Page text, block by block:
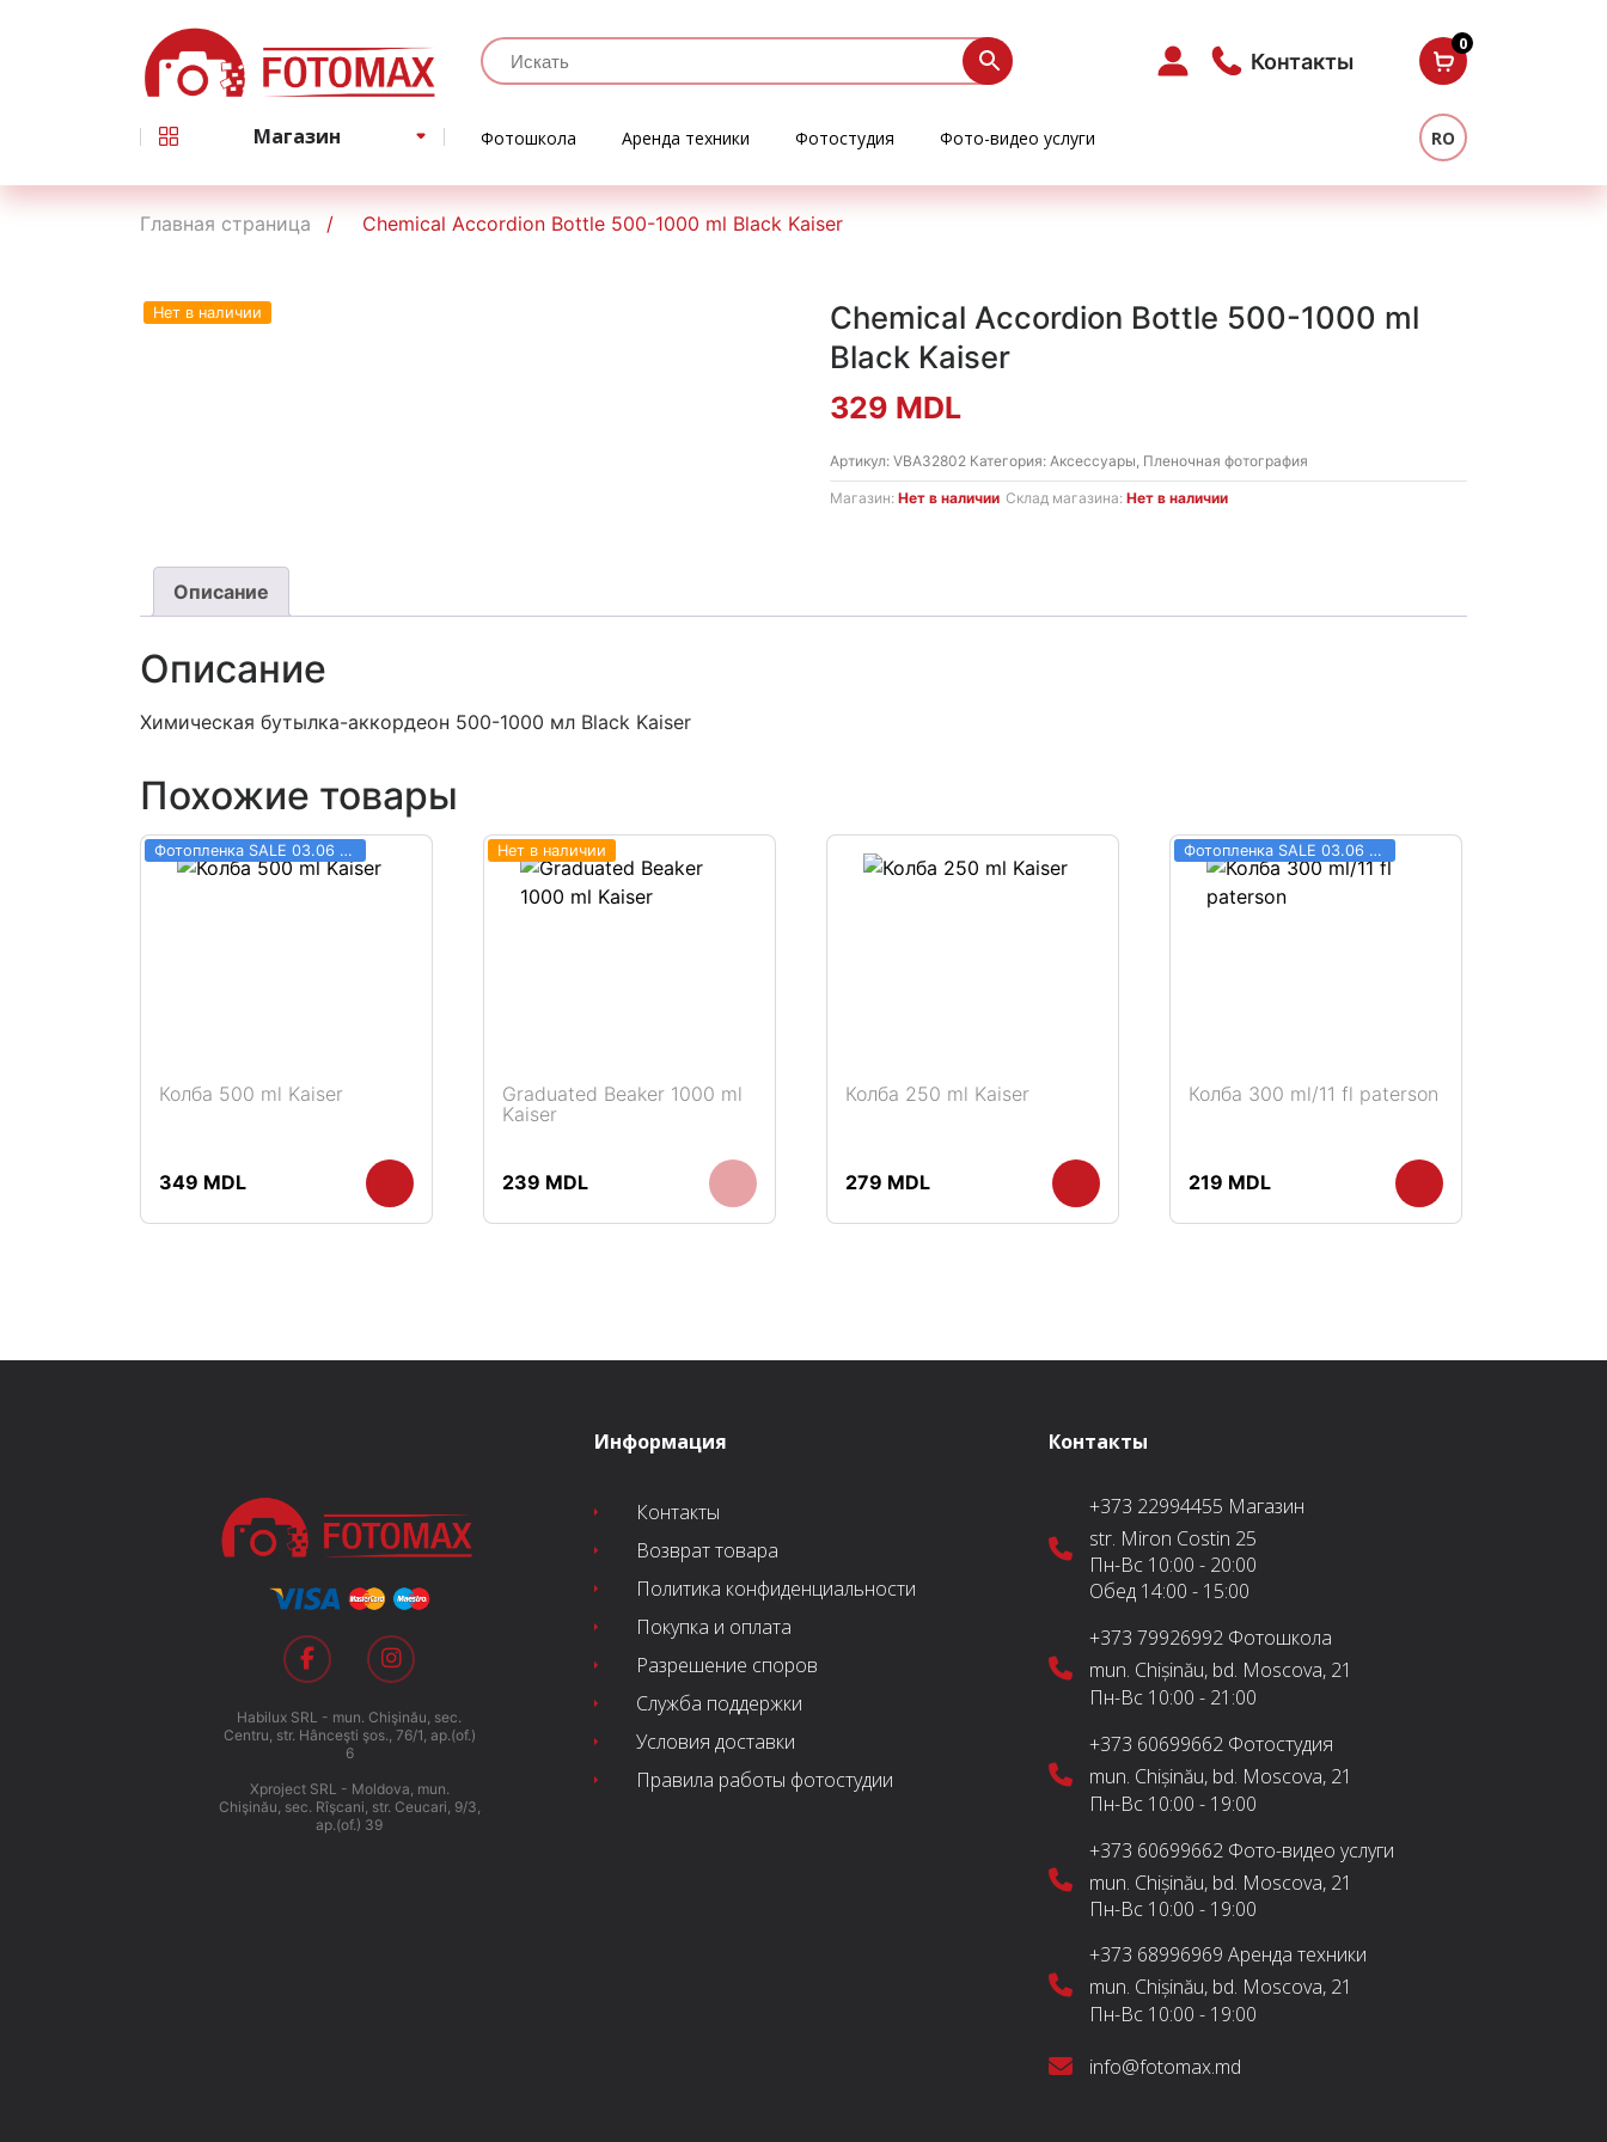
Контакты
0
Магазин Фотошкола Аренда техники Фотостудия Фото-видео услуги RO
Главная страница Chemical Accordion Bottle 500-1000 ml Black Kaiser
Нет в наличии
Chemical Accordion Bottle 500-1000 ml
Black Kaiser
329 MDL
Артикул:VBA32802 Категория:Аксессуары, Пленочная фотография
Магазин:Нет в наличии Склад магазина:Нет в наличии
Описание
Описание
Химическая бутылка-аккордеон 500-1000 мл Black Kaiser
Похожие товары
Фотопленка SALE 03.06 - 31.08
Колба 500 ml Kaiser
349 MDL
Нет в наличии
Graduated Beaker 1000 ml
Kaiser
239 MDL
Колба 250 ml Kaiser
279 MDL
Фотопленка SALE 03.06 - 31.08
Колба 300 ml/11 fl paterson
219 MDL
Habilux SRL - mun. Chişinău, sec.
Centru, str. Hânceşti şos., 76/1, ap.(of.)
6
Xproject SRL - Moldova, mun.
Chişinău, sec. Rîşcani, str. Ceucari, 9/3,
ap.(of.) 39
Информация
Контакты
Возврат товара
Политика конфиденциальности
Покупка и оплата
Разрешение споров
Служба поддержки
Условия доставки
Правила работы фотостудии
Контакты
+373 22994455 Магазин
str. Miron Costin 25
Пн-Вс 10:00 - 20:00
Обед 14:00 - 15:00
+373 79926992 Фотошкола
mun. Chișinău, bd. Moscova, 21
Пн-Вс 10:00 - 21:00
+373 60699662 Фотостудия
mun. Chișinău, bd. Moscova, 21
Пн-Вс 10:00 - 19:00
+373 60699662 Фото-видео услуги
mun. Chișinău, bd. Moscova, 21
Пн-Вс 10:00 - 19:00
+373 68996969 Аренда техники
mun. Chișinău, bd. Moscova, 21
Пн-Вс 10:00 - 19:00
info@fotomax.md